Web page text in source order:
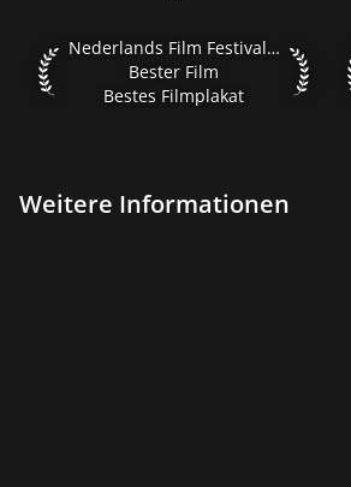
Nederlands Film Festival 2002
Nederlands Film Festival 2002
Bester Film
Bestes Filmplakat
Weitere Informationen